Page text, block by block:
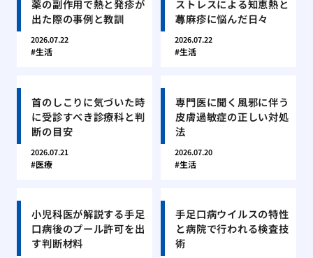
薬の副作用で熱と発疹が
出た際の事例と教訓
2026.07.22
生活
ストレスによる知恵熱と
蕁麻疹に悩んだ日々
2026.07.22
生活
首のしこりに気づいた時
に受診すべき診療科と判
断の目安
2026.07.21
医療
専門医に聞く風邪に伴う
皮膚過敏症の正しい対処
法
2026.07.20
生活
小児科医が解説する手足
口病後のプール許可を出
す判断材料
手足口病ウイルスの特性
と病院で行われる検査技
術